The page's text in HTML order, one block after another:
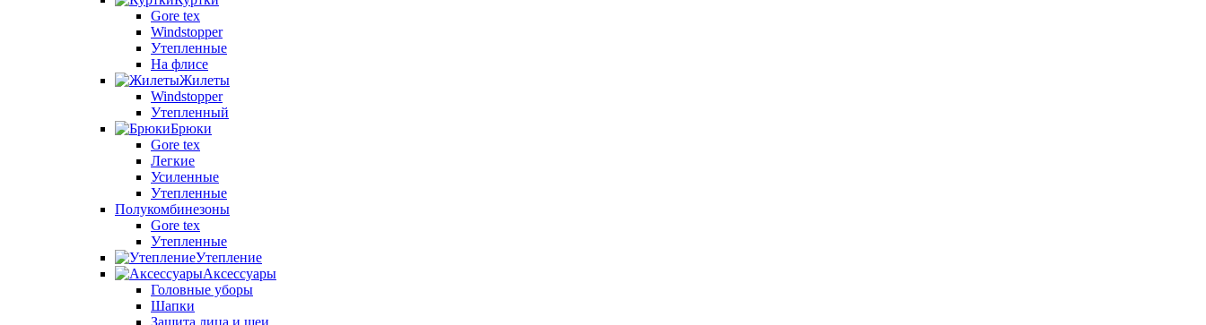
Gore tex
Windstopper
Утепленные
На флисе
Жилеты
Windstopper
Утепленный
Брюки
Gore tex
Легкие
Усиленные
Утепленные
Полукомбинезоны
Gore tex
Утепленные
Утепление
Аксессуары
Головные уборы
Шапки
Защита лица и шеи